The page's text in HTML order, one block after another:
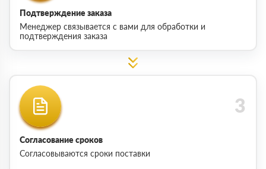
Подтверждение заказа
Менеджер связывается с вами для обработки и
подтверждения заказа
Согласование сроков
Согласовываются сроки поставки